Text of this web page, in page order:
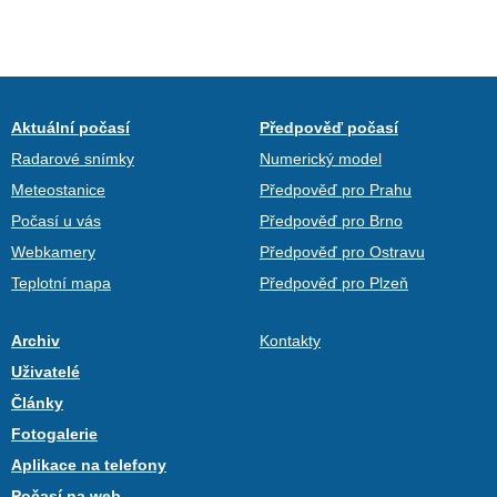
Aktuální počasí
Radarové snímky
Meteostanice
Počasí u vás
Webkamery
Teplotní mapa
Předpověď počasí
Numerický model
Předpověď pro Prahu
Předpověď pro Brno
Předpověď pro Ostravu
Předpověď pro Plzeň
Archiv
Uživatelé
Články
Fotogalerie
Aplikace na telefony
Kontakty